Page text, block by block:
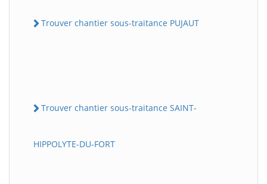
Trouver chantier sous-traitance PUJAUT
Trouver chantier sous-traitance SAINT-
HIPPOLYTE-DU-FORT